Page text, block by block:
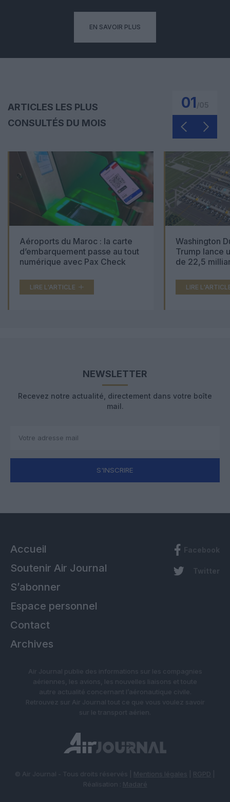
EN SAVOIR PLUS
ARTICLES LES PLUS
CONSULTÉS DU MOIS
01
Aéroports du Maroc : la carte
d’embarquement passe au tout
numérique avec Pax Check
LIRE L'ARTICLE
Washington
Trump lance
de 22,5
LIRE
NEWSLETTER
Recevez notre actualité, directement dans votre boîte
mail.
S'INSCRIRE
Accueil
Soutenir Air Journal
S’abonner
Espace personnel
Contact
Archives